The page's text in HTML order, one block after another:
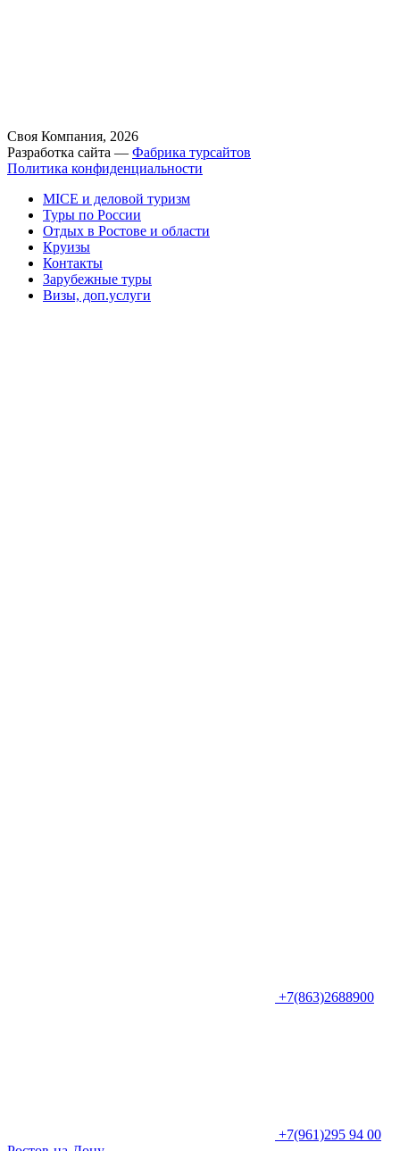
Своя Компания, 2026
Разработка сайта — Фабрика турсайтов
Политика конфиденциальности
MICE и деловой туризм
Туры по России
Отдых в Ростове и области
Круизы
Контакты
Зарубежные туры
Визы, доп.услуги
+7(863)2688900
+7(961)295 94 00